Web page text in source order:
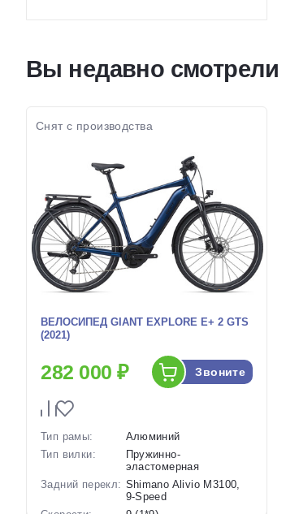
Цвет-размер в
наличии:
Красный
Вы недавно смотрели
Снят с производства
ВЕЛОСИПЕД GIANT EXPLORE E+ 2 GTS
(2021)
282 000 ₽ Звоните
Тип рамы:
Алюминий
Тип вилки:
Пружинно-
эластомерная
Задний перекл: Shimano Alivio M3100,
9-Speed